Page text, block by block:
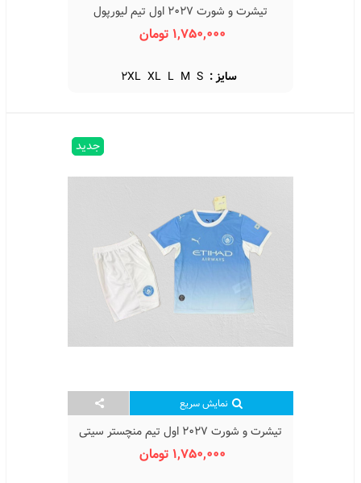
تیشرت و شورت 2027 اول تیم لیورپول
Liverpool Home Kit 2027
1,750,000 تومان
سایز : S
M
L
XL
2XL
جدید
نمایش سریع
تیشرت و شورت 2027 اول تیم منچستر سیتی
Manchester City Home Kit 2027
1,750,000 تومان